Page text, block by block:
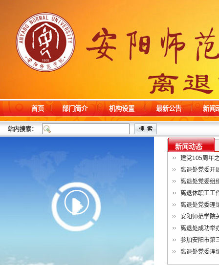
首页 部门简介 机构设置 最新公告 新闻
站内搜索：
新闻动态
建党105周年
离退处党委开
离退处党委组
离退休职工工
离退处党委理
安阳师范学院
离退处成功举
参加安阳市第
离退处党委理